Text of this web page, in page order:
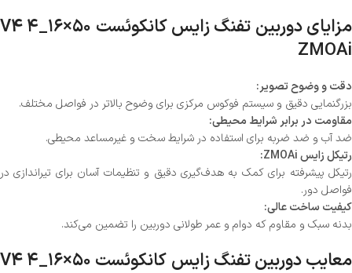
مزایای دوربین تفنگ زایس کانکوئست V4 ۴_۱۶×۵۰
ZMOAi
دقت و وضوح تصویر:
بزرگنمایی دقیق و سیستم فوکوس مرکزی برای وضوح بالاتر در فواصل مختلف.
مقاومت در برابر شرایط محیطی:
ضد آب و ضد ضربه برای استفاده در شرایط سخت و غیرمساعد محیطی.
رتیکل زایس ZMOAi:
رتیکل پیشرفته برای کمک به هدف‌گیری دقیق و تنظیمات آسان برای تیراندازی در
فواصل دور.
کیفیت ساخت عالی:
بدنه سبک و مقاوم که دوام و عمر طولانی دوربین را تضمین می‌کند.
معایب دوربین تفنگ زایس کانکوئست V4 ۴_۱۶×۵۰